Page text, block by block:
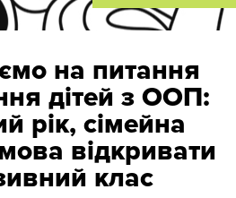
на питання
дітей з ООП:
рік, сімейна
відкривати
клас